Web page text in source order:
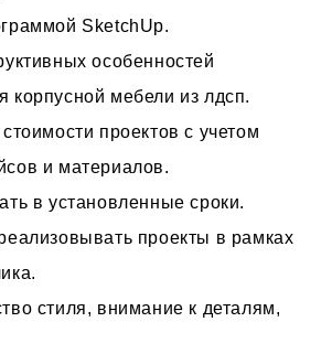
SketchUp.
особенностей
корпусной мебели из лдсп.
проектов с учетом
и материалов.
в установленные сроки.
проекты в рамках
стиля, внимание к деталям,